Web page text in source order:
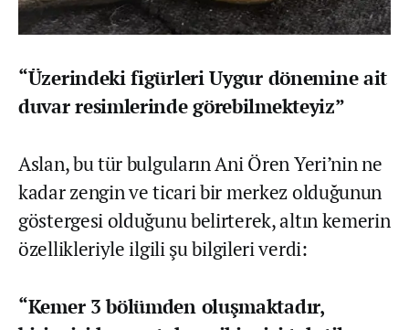
“Üzerindeki figürleri Uygur dönemine ait
duvar resimlerinde görebilmekteyiz”
Aslan, bu tür bulguların Ani Ören Yeri’nin ne
kadar zengin ve ticari bir merkez olduğunun
göstergesi olduğunu belirterek, altın kemerin
özellikleriyle ilgili şu bilgileri verdi:
“Kemer 3 bölümden oluşmaktadır,